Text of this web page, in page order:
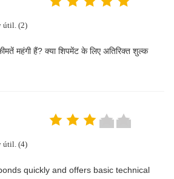
útil. (2)
महंगी हैं? क्या शिपमेंट के लिए अतिरिक्त शुल्क
útil. (4)
quickly and offers basic technical